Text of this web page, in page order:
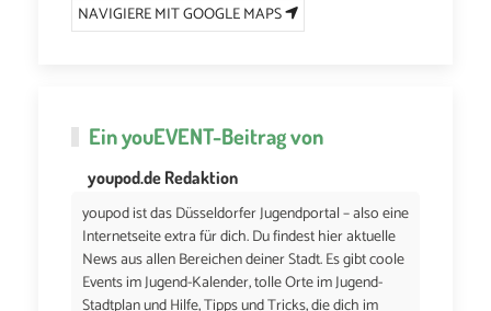
NAVIGIERE MIT GOOGLE MAPS
EinyouEVENT-Beitrag von
youpod.de Redaktion
youpod ist das Düsseldorfer Jugendportal – also eine
Internetseite extra für dich. Du findest hier aktuelle
News aus allen Bereichen deiner Stadt. Es gibt coole
Events im Jugend-Kalender, tolle Orte im Jugend-